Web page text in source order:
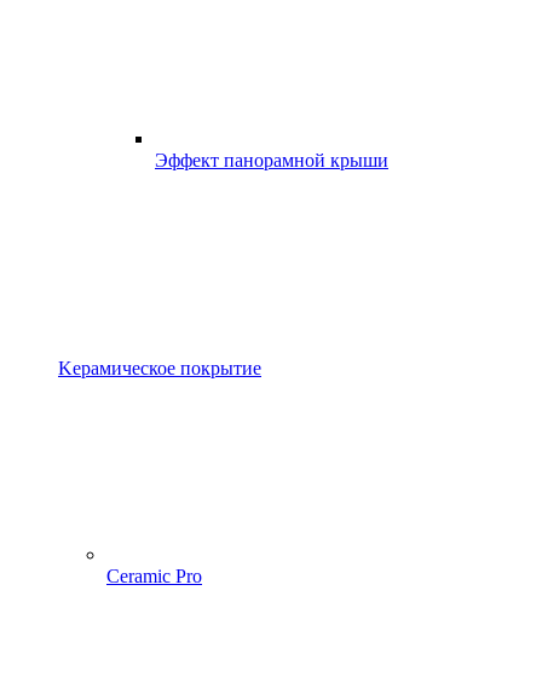
Эффект панорамной крыши
Kерамическое покрытие
Ceramic Pro